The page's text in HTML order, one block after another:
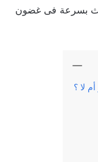
بسرعة فى غضون
لا ؟